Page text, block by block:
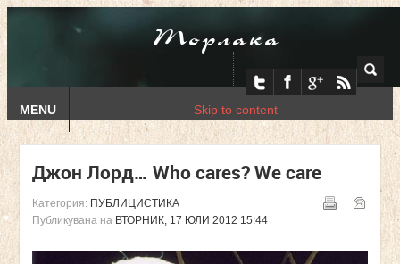
Торлака
MENU Skip to content
Джон Лорд… Who cares? We care
Категория: ПУБЛИЦИСТИКА
Публикувана на ВТОРНИК, 17 ЮЛИ 2012 15:44